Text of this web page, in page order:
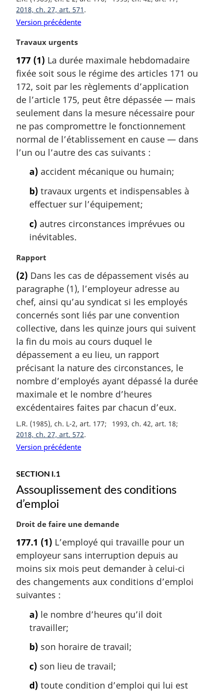
2018, ch. 27, art. 571
Version précédente
N
t
e
m
a
g
i
n
a
Travaux urgents
177 (1) La durée maximale hebdomadaire
fixée soit sous le régime des articles 171 ou
172, soit par les règlements d’application
de l’article 175, peut être dépassée — mais
seulement dans la mesure nécessaire pour
ne pas compromettre le fonctionnement
normal de l’établissement en cause — dans
l’un ou l’autre des cas suivants :
a) accident mécanique ou humain;
b) travaux urgents et indispensables à
effectuer sur l’équipement;
c) autres circonstances imprévues ou
inévitables.
N
t
e
m
a
g
i
n
a
l
e
:
Rapport
(2) Dans les cas de dépassement visés au
paragraphe (1), l’employeur adresse au
chef, ainsi qu’au syndicat si les employés
concernés sont liés par une convention
collective, dans les quinze jours qui suivent
la fin du mois au cours duquel le
dépassement a eu lieu, un rapport
précisant la nature des circonstances, le
nombre d’employés ayant dépassé la durée
maximale et le nombre d’heures
excédentaires faites par chacun d’eux.
L.R. (1985), ch. L-2, art. 177
1993, ch. 42, art. 18
2018, ch. 27, art. 572
Version précédente
SECTION I.1
Assouplissement des conditions
d’emploi
N
t
e
m
a
g
Droit de faire une demande
177.1 (1) L’employé qui travaille pour un
employeur sans interruption depuis au
moins six mois peut demander à celui-ci
des changements aux conditions d’emploi
suivantes :
a) le nombre d’heures qu’il doit
travailler;
b) son horaire de travail;
c) son lieu de travail;
d) toute condition d’emploi qui lui est